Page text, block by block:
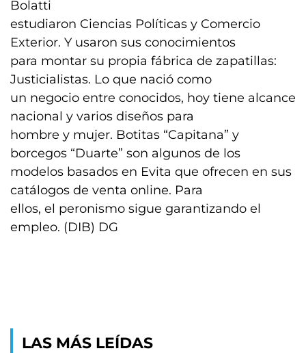
Bolatti
estudiaron Ciencias Políticas y Comercio
Exterior. Y usaron sus conocimientos
para montar su propia fábrica de zapatillas:
Justicialistas. Lo que nació como
un negocio entre conocidos, hoy tiene alcance
nacional y varios diseños para
hombre y mujer. Botitas “Capitana” y
borcegos “Duarte” son algunos de los
modelos basados en Evita que ofrecen en sus
catálogos de venta online. Para
ellos, el peronismo sigue garantizando el
empleo. (DIB) DG
LAS MÁS LEÍDAS